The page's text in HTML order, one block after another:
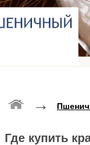
→
Где купить